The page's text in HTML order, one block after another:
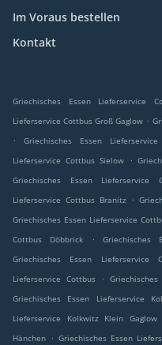
Im Voraus bestellen
Kontakt
Griechisches Essen Lieferservice
Lieferservice Cottbus Groß Gaglow .
.
Griechisches Essen
Lieferservice Cottbus Sielow
.
Griechisches Essen Lieferservice
Lieferservice Cottbus Branitz
.
Griechisches Essen Lieferservice
Cottbus Döbbrick
. Griechisches
Griechisches Essen Lieferservice
Lieferservice Cottbus
.
Griechisches Essen Lieferservice
Lieferservice Kolkwitz Klein Gaglow
Hänchen . Griechisches Essen